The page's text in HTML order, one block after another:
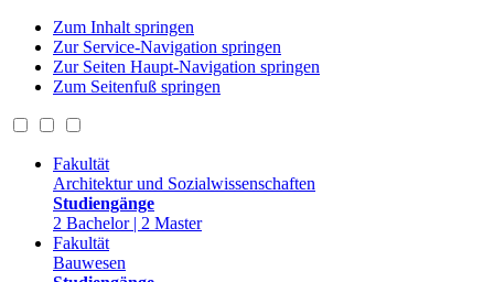
Zum Inhalt springen
Zur Service-Navigation springen
Zur Seiten Haupt-Navigation springen
Zum Seitenfuß springen
Fakultät
Architektur und Sozialwissenschaften
Studiengänge
2 Bachelor | 2 Master
Fakultät
Bauwesen